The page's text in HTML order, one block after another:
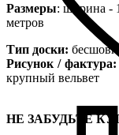
Размеры: ширина -
метров
Тип доски:
Рисунок / фактура:
крупный вельвет
НЕ ЗАБУДЬТЕ